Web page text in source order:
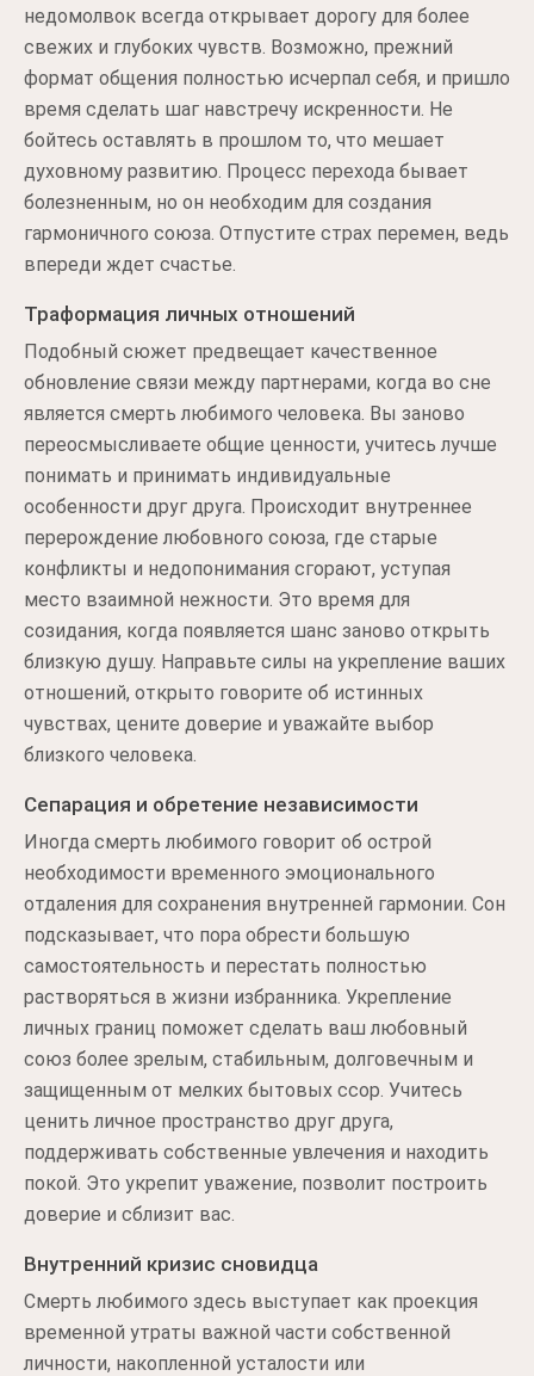
недомолвок всегда открывает дорогу для более
свежих и глубоких чувств. Возможно, прежний
формат общения полностью исчерпал себя, и пришло
время сделать шаг навстречу искренности. Не
бойтесь оставлять в прошлом то, что мешает
духовному развитию. Процесс перехода бывает
болезненным, но он необходим для создания
гармоничного союза. Отпустите страх перемен, ведь
впереди ждет счастье.
Траформация личных отношений
Подобный сюжет предвещает качественное
обновление связи между партнерами, когда во сне
является смерть любимого человека. Вы заново
переосмысливаете общие ценности, учитесь лучше
понимать и принимать индивидуальные
особенности друг друга. Происходит внутреннее
перерождение любовного союза, где старые
конфликты и недопонимания сгорают, уступая
место взаимной нежности. Это время для
созидания, когда появляется шанс заново открыть
близкую душу. Направьте силы на укрепление ваших
отношений, открыто говорите об истинных
чувствах, цените доверие и уважайте выбор
близкого человека.
Сепарация и обретение независимости
Иногда смерть любимого говорит об острой
необходимости временного эмоционального
отдаления для сохранения внутренней гармонии. Сон
подсказывает, что пора обрести большую
самостоятельность и перестать полностью
растворяться в жизни избранника. Укрепление
личных границ поможет сделать ваш любовный
союз более зрелым, стабильным, долговечным и
защищенным от мелких бытовых ссор. Учитесь
ценить личное пространство друг друга,
поддерживать собственные увлечения и находить
покой. Это укрепит уважение, позволит построить
доверие и сблизит вас.
Внутренний кризис сновидца
Смерть любимого здесь выступает как проекция
временной утраты важной части собственной
личности, накопленной усталости или